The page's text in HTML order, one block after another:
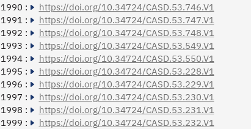
1990 :
https://doi.org/10.34724/CASD.53.746.V1
1991 :
https://doi.org/10.34724/CASD.53.747.V1
1992 :
https://doi.org/10.34724/CASD.53.748.V1
1993 :
https://doi.org/10.34724/CASD.53.549.V1
1994 :
https://doi.org/10.34724/CASD.53.550.V1
1995 :
https://doi.org/10.34724/CASD.53.228.V1
1996 :
https://doi.org/10.34724/CASD.53.229.V1
1997 :
https://doi.org/10.34724/CASD.53.230.V1
1998 :
https://doi.org/10.34724/CASD.53.231.V1
1999 :
https://doi.org/10.34724/CASD.53.232.V1